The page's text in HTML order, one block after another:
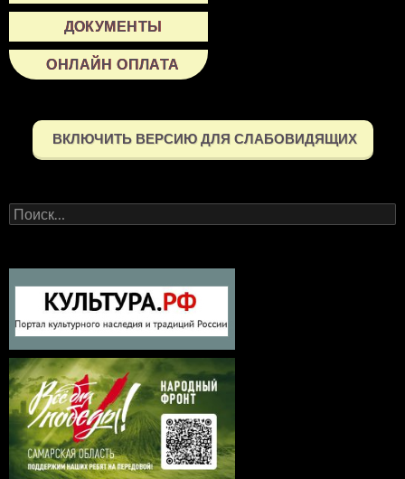
ДОКУМЕНТЫ
ОНЛАЙН ОПЛАТА
ВКЛЮЧИТЬ ВЕРСИЮ ДЛЯ СЛАБОВИДЯЩИХ
Найти: